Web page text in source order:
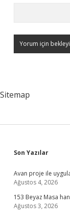
Sitemap
Sidebar
Son Yazılar
Avan proje ile
Ağustos 4, 2026
153 Beyaz Masa
Ağustos 3, 2026